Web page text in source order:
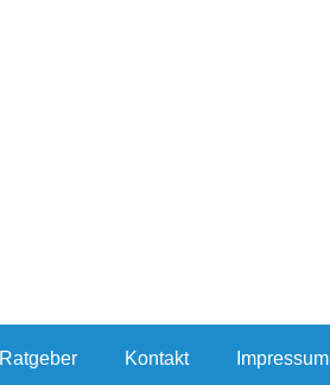
Ratgeber Kontakt Impressum